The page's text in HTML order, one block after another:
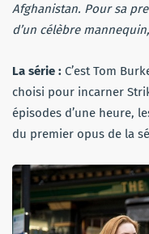
Afghanistan. Pour sa
d’un célèbre
La série : C’est Tom
choisi pour incarner
épisodes d’une heure,
du premier opus de la